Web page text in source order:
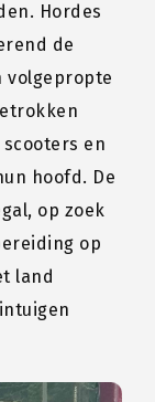
Hordes
de
volgepropte
en
hoofd. De
op zoek
op
land